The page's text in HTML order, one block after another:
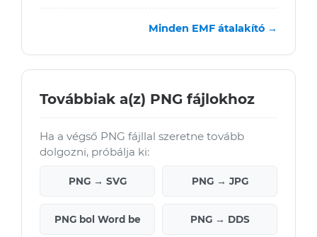
Minden EMF átalakító →
Továbbiak a(z) PNG fájlokhoz
Ha a végső PNG fájllal szeretne tovább
dolgozni, próbálja ki:
PNG → SVG PNG → JPG
PNG bol Word be PNG → DDS